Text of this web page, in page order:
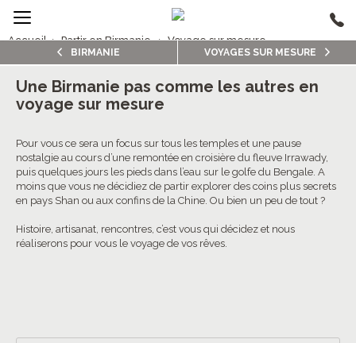
Accueil› Partir en Birmanie› Voyage sur mesure
1/5
Voyages sur mesure Birmanie
4.8/5 (33 avis clients)
Une Birmanie pas comme les autres en
voyage sur mesure
Pour vous ce sera un focus sur tous les temples et une pause
nostalgie au cours d’une remontée en croisière du fleuve Irrawady,
puis quelques jours les pieds dans l’eau sur le golfe du Bengale. A
moins que vous ne décidiez de partir explorer des coins plus secrets
en pays Shan ou aux confins de la Chine. Ou bien un peu de tout ?
Histoire, artisanat, rencontres, c’est vous qui décidez et nous
réaliserons pour vous le voyage de vos rêves.
BIRMANIE VOYAGES SUR MESURE